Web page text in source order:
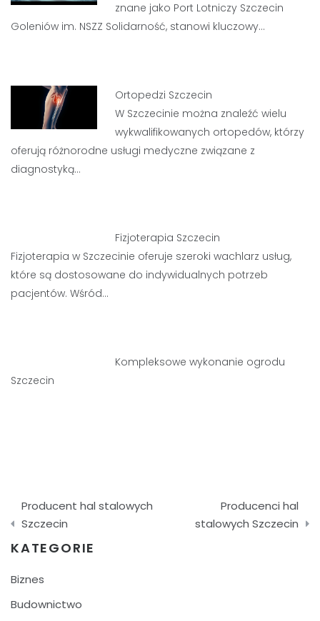
znane jako Port Lotniczy Szczecin
Goleniów im. NSZZ Solidarność, stanowi kluczowy…
Ortopedzi Szczecin
W Szczecinie można znaleźć wielu
wykwalifikowanych ortopedów, którzy
oferują różnorodne usługi medyczne związane z
diagnostyką…
Fizjoterapia Szczecin
Fizjoterapia w Szczecinie oferuje szeroki wachlarz usług,
które są dostosowane do indywidualnych potrzeb
pacjentów. Wśród…
Kompleksowe wykonanie ogrodu
Szczecin
Nawigacja
wpisu
Producent hal stalowych
Szczecin
Producenci hal
stalowych Szczecin
KATEGORIE
Biznes
Budownictwo